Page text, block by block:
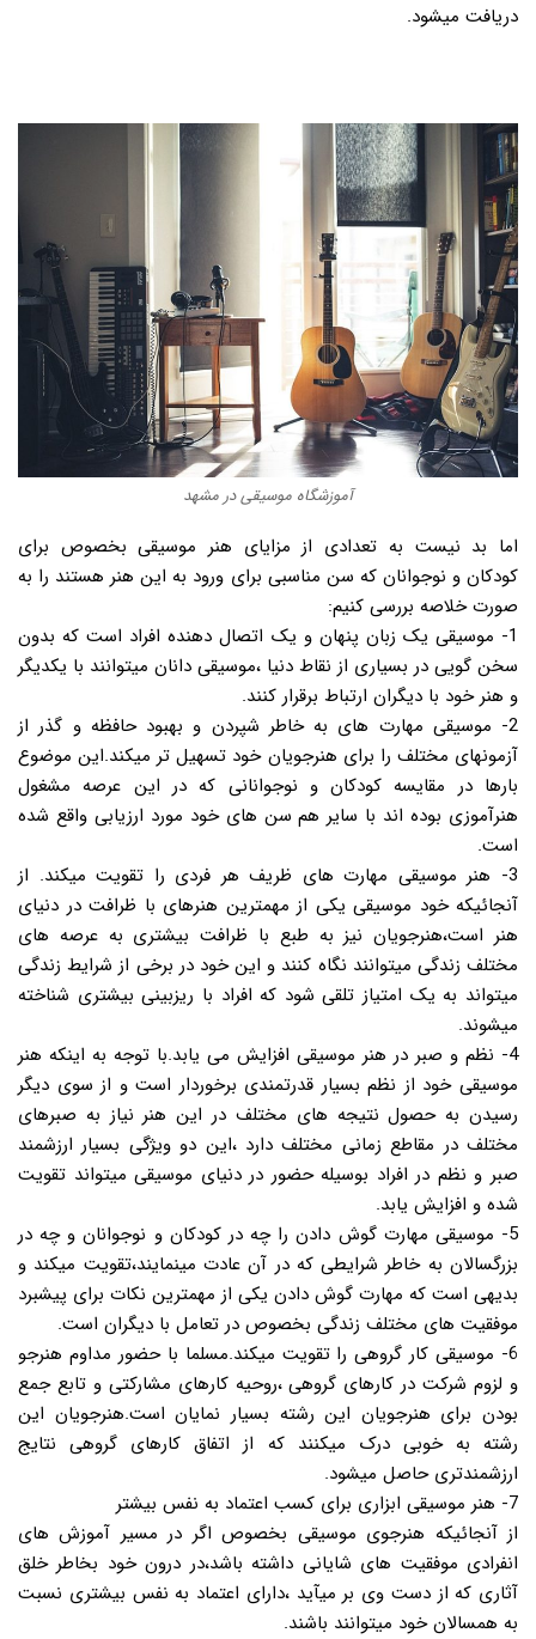
دریافت میشود.
آموزشگاه موسیقی در مشهد
اما بد نیست به تعدادی از مزایای هنر موسیقی بخصوص برای
کودکان و نوجوانان که سن مناسبی برای ورود به این هنر هستند را به
صورت خلاصه بررسی کنیم:
1- موسیقی یک زبان پنهان و یک اتصال دهنده افراد است که بدون
سخن گویی در بسیاری از نقاط دنیا ،موسیقی دانان میتوانند با یکدیگر
و هنر خود با دیگران ارتباط برقرار کنند.
2- موسیقی مهارت های به خاطر شپردن و بهبود حافظه و گذر از
آزمونهای مختلف را برای هنرجویان خود تسهیل تر میکند.این موضوع
بارها در مقایسه کودکان و نوجوانانی که در این عرصه مشغول
هنرآموزی بوده اند با سایر هم سن های خود مورد ارزیابی واقع شده
است.
3- هنر موسیقی مهارت های ظریف هر فردی را تقویت میکند. از
آنجائیکه خود موسیقی یکی از مهمترین هنرهای با ظرافت در دنیای
هنر است،هنرجویان نیز به طبع با ظرافت بیشتری به عرصه های
مختلف زندگی میتوانند نگاه کنند و این خود در برخی از شرایط زندگی
میتواند به یک امتیاز تلقی شود که افراد با ریزبینی بیشتری شناخته
میشوند.
4- نظم و صبر در هنر موسیقی افزایش می یابد.با توجه به اینکه هنر
موسیقی خود از نظم بسیار قدرتمندی برخوردار است و از سوی دیگر
رسیدن به حصول نتیجه های مختلف در این هنر نیاز به صبرهای
مختلف در مقاطع زمانی مختلف دارد ،این دو ویژگی بسیار ارزشمند
صبر و نظم در افراد بوسیله حضور در دنیای موسیقی میتواند تقویت
شده و افزایش یابد.
5- موسیقی مهارت گوش دادن را چه در کودکان و نوجوانان و چه در
بزرگسالان به خاطر شرایطی که در آن عادت مینمایند،تقویت میکند و
بدیهی است که مهارت گوش دادن یکی از مهمترین نکات برای پیشبرد
موفقیت های مختلف زندگی بخصوص در تعامل با دیگران است.
6- موسیقی کار گروهی را تقویت میکند.مسلما با حضور مداوم هنرجو
و لزوم شرکت در کارهای گروهی ،روحیه کارهای مشارکتی و تابع جمع
بودن برای هنرجویان این رشته بسیار نمایان است.هنرجویان این
رشته به خوبی درک میکنند که از اتفاق کارهای گروهی نتایج
ارزشمندتری حاصل میشود.
7- هنر موسیقی ابزاری برای کسب اعتماد به نفس بیشتر
از آنجائیکه هنرجوی موسیقی بخصوص اگر در مسیر آموزش های
انفرادی موفقیت های شایانی داشته باشد،در درون خود بخاطر خلق
آثاری که از دست وی بر میآید ،دارای اعتماد به نفس بیشتری نسبت
به همسالان خود میتوانند باشند.